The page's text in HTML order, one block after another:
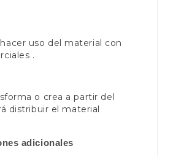
uso del material con
.
o crea a partir del
distribuir el material
adicionales